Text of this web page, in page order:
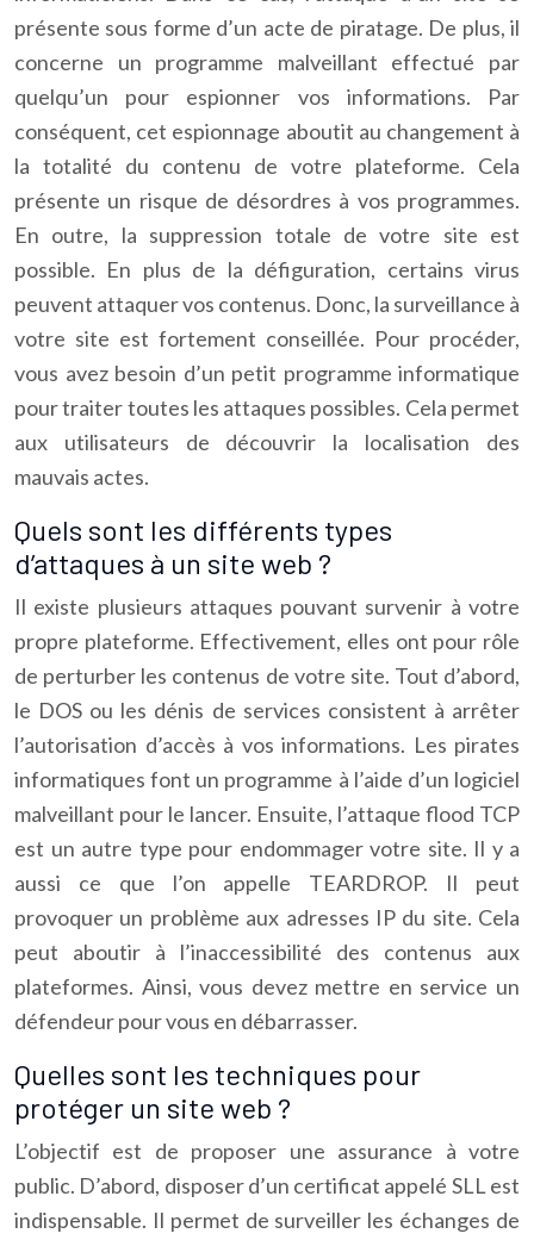
présente sous forme d’un acte de piratage. De plus, il
concerne un programme malveillant effectué par
quelqu’un pour espionner vos informations. Par
conséquent, cet espionnage aboutit au changement à
la totalité du contenu de votre plateforme. Cela
présente un risque de désordres à vos programmes.
En outre, la suppression totale de votre site est
possible. En plus de la défiguration, certains virus
peuvent attaquer vos contenus. Donc, la surveillance à
votre site est fortement conseillée. Pour procéder,
vous avez besoin d’un petit programme informatique
pour traiter toutes les attaques possibles. Cela permet
aux utilisateurs de découvrir la localisation des
mauvais actes.
Quels sont les différents types
d’attaques à un site web ?
Il existe plusieurs attaques pouvant survenir à votre
propre plateforme. Effectivement, elles ont pour rôle
de perturber les contenus de votre site. Tout d’abord,
le DOS ou les dénis de services consistent à arrêter
l’autorisation d’accès à vos informations. Les pirates
informatiques font un programme à l’aide d’un logiciel
malveillant pour le lancer. Ensuite, l’attaque flood TCP
est un autre type pour endommager votre site. Il y a
aussi ce que l’on appelle TEARDROP. Il peut
provoquer un problème aux adresses IP du site. Cela
peut aboutir à l’inaccessibilité des contenus aux
plateformes. Ainsi, vous devez mettre en service un
défendeur pour vous en débarrasser.
Quelles sont les techniques pour
protéger un site web ?
L’objectif est de proposer une assurance à votre
public. D’abord, disposer d’un certificat appelé SLL est
indispensable. Il permet de surveiller les échanges de